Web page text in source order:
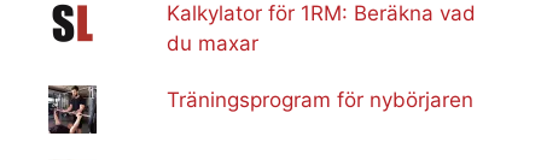
Kalkylator för 1RM: Beräkna vad
du maxar
Träningsprogram för nybörjaren